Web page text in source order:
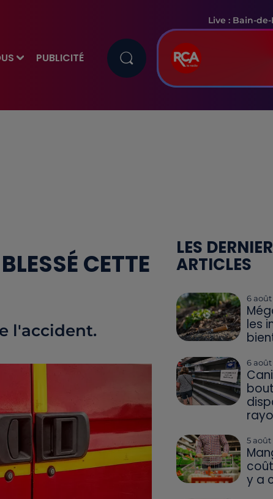
PUBLICITÉ
Live : Bain-
CETTE
l'accident.
LES
ARTICLES
6 août
les
6 août
5 août
y a